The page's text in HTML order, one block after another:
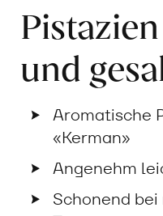
und
Aromatische
«Kerman»
Angenehm
Schonend